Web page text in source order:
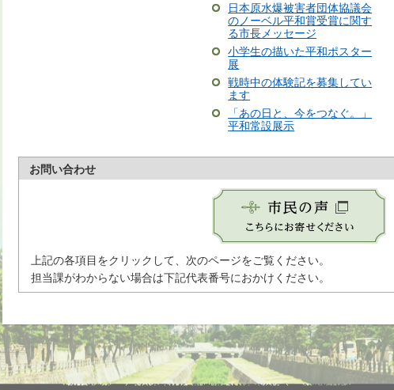
日本原水爆被害者団体協議会
のノーベル平和賞受賞に関す
る市長メッセージ
小学生の描いた平和ポスター
展
戦時中の体験記を募集してい
ます
「あの日と、今をつなぐ。」
平和常設展示
お問い合わせ
上記の各項目をクリックして、次のページをご覧ください。
担当課がわからない場合は下記代表番号におかけください。